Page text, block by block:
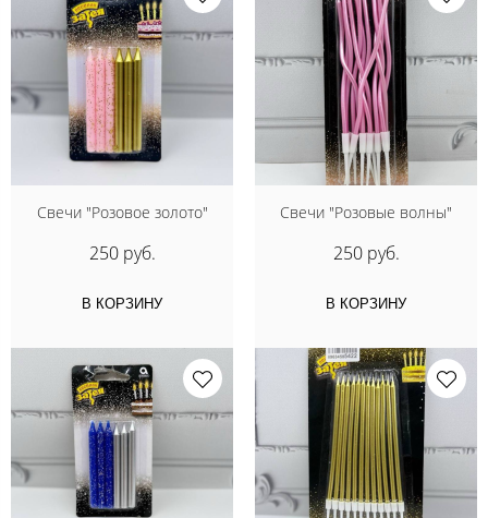
Свечи "Розовое золото"
250 руб.
В КОРЗИНУ
Свечи "Розовые волны"
250 руб.
В КОРЗИНУ